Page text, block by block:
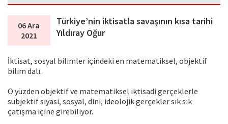
06 Ara
2021
Türkiye’nin iktisatla savaşının kısa tarihi
Yıldıray Oğur
İktisat, sosyal bilimler içindeki en matematiksel, objektif
bilim dalı.
O yüzden objektif ve matematiksel iktisadi gerçeklerle
sübjektif siyasi, sosyal, dini, ideolojik gerçekler sık sık
çatışma içine girebiliyor.